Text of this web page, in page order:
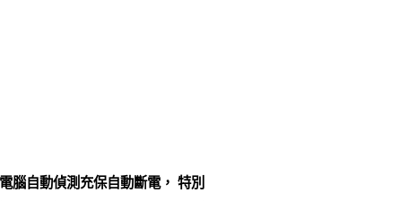
腦自動偵測充保自動斷電， 特別